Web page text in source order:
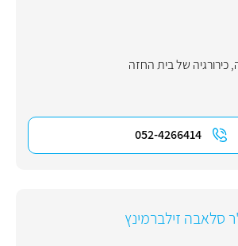
,כירורגיה של בית החזה
052-4266414
סלאבה זילברמינץ